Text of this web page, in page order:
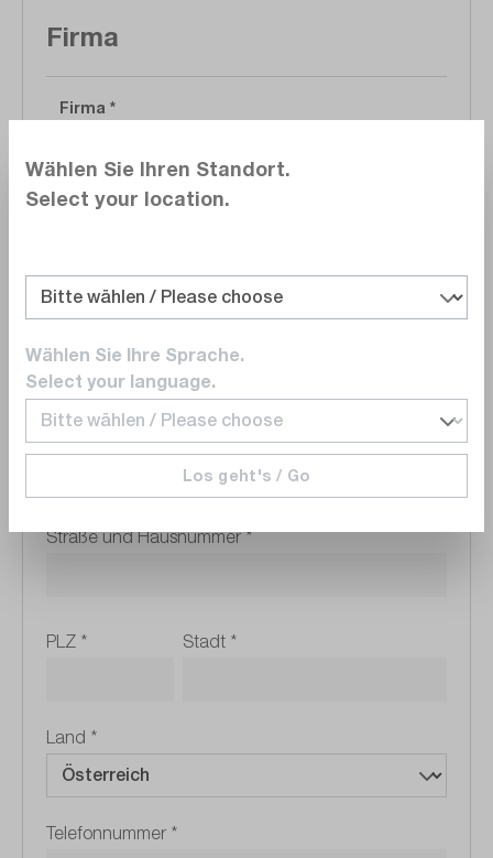
Firma
Firma *
Abteilung
Umsatzsteuer-ID*
Adresse Ihres Firmenstandorts
Straße und Hausnummer*
PLZ * Stadt *
Land *
Telefonnummer *
Wählen Sie Ihren Standort.
Select your location.
Wählen Sie Ihre Sprache.
Select your language.
Los geht's / Go